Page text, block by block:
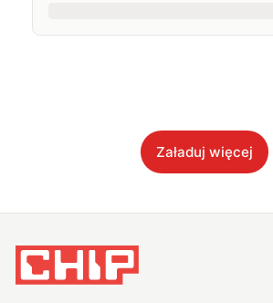
Załaduj więcej